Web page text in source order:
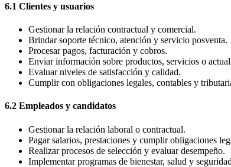
6.1 Clientes y usuarios
Gestionar la relación contractual y comercial.
Brindar soporte técnico, atención y servicio posventa.
Procesar pagos, facturación y cobros.
Enviar información sobre productos, servicios o
Evaluar niveles de satisfacción y calidad.
Cumplir con obligaciones legales, contables y
6.2 Empleados y candidatos
Gestionar la relación laboral o contractual.
Pagar salarios, prestaciones y cumplir obligaciones
Realizar procesos de selección y evaluar desempeño.
Implementar programas de bienestar, salud y